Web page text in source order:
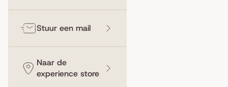
Stuur een mail
Naar de
experience store